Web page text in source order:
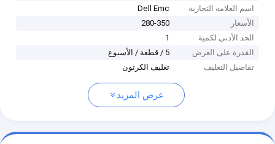
اسم العلامة التجارية
Dell Emc
الأسعار
280-350
الحد الأدنى لكمية
1
القدرة على العرض
5 / قطعة / الأسبوع
تفاصيل التغليف
تغليف الكرتون
عرض المزيد